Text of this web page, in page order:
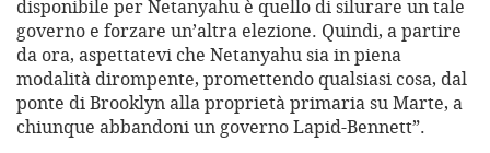
disponibile per Netanyahu è quello di silurare un tale
governo e forzare un’altra elezione. Quindi, a partire
da ora, aspettatevi che Netanyahu sia in piena
modalità dirompente, promettendo qualsiasi cosa, dal
ponte di Brooklyn alla proprietà primaria su Marte, a
chiunque abbandoni un governo Lapid-Bennett”.